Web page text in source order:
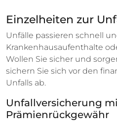
Einzelheiten zur
Unfälle passieren schnell
Krankenhausaufenthalte
Wollen Sie sicher und
sichern Sie sich vor den
Unfalls ab.
Unfallversicherung
Prämienrückgewähr